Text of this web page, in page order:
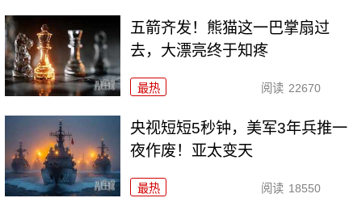
五箭齐发！熊猫这一巴掌扇过
去，大漂亮终于知疼
最热 阅读 22670
央视短短5秒钟，美军3年兵推一
夜作废！亚太变天
最热 阅读 18550